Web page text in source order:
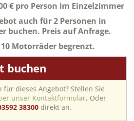
€ pro Person im Einzelzimmer
auch für 2 Personen in
buchen. Preis auf Anfrage.
Motorräder begrenzt.
buchen
für dieses Angebot? Stellen Sie
unser Kontaktformular. Oder
38300direkt an.